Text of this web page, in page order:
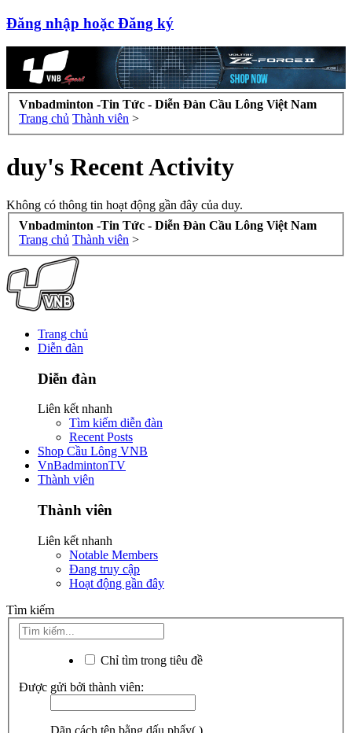
Đăng nhập hoặc Đăng ký
Vnbadminton -Tin Tức - Diễn Đàn Cầu Lông Việt Nam
Trang chủ Thành viên >
duy's Recent Activity
Không có thông tin hoạt động gần đây của duy.
Vnbadminton -Tin Tức - Diễn Đàn Cầu Lông Việt Nam
Trang chủ Thành viên >
Trang chủ
Diễn đàn
Diễn đàn
Liên kết nhanh
Tìm kiếm diễn đàn
Recent Posts
Shop Cầu Lông VNB
VnBadmintonTV
Thành viên
Thành viên
Liên kết nhanh
Notable Members
Đang truy cập
Hoạt động gần đây
Tìm kiếm
Chỉ tìm trong tiêu đề
Được gửi bởi thành viên: